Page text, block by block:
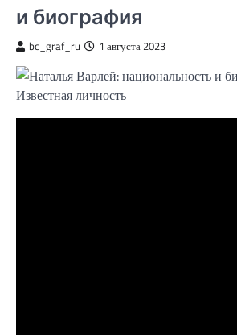
и биография
bc_graf_ru 1 августа 2023